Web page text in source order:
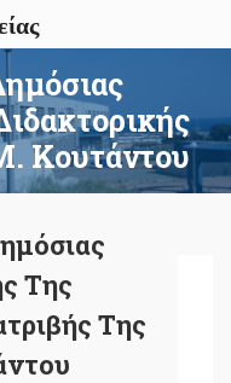
Κουτάντου
Της
Της